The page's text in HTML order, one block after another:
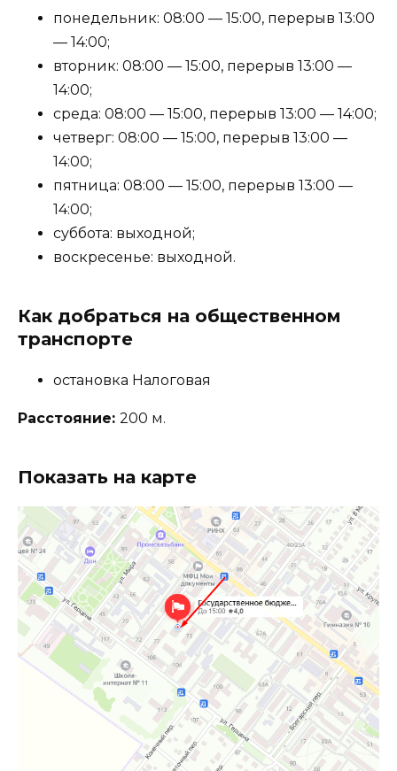
понедельник: 08:00 — 15:00, перерыв 13:00
— 14:00;
вторник: 08:00 — 15:00, перерыв 13:00 —
14:00;
среда: 08:00 — 15:00, перерыв 13:00 — 14:00;
четверг: 08:00 — 15:00, перерыв 13:00 —
14:00;
пятница: 08:00 — 15:00, перерыв 13:00 —
14:00;
суббота: выходной;
воскресенье: выходной.
Как добраться на общественном
транспорте
остановка Налоговая
Расстояние: 200 м.
Показать на карте